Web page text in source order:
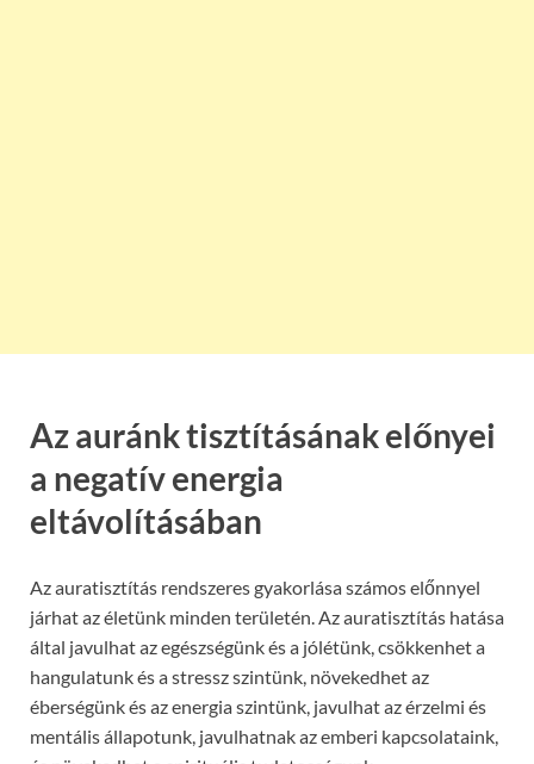
Az auránk tisztításának előnyei
a negatív energia
eltávolításában
Az auratisztítás rendszeres gyakorlása számos előnnyel
járhat az életünk minden területén. Az auratisztítás hatása
által javulhat az egészségünk és a jólétünk, csökkenhet a
hangulatunk és a stressz szintünk, növekedhet az
éberségünk és az energia szintünk, javulhat az érzelmi és
mentális állapotunk, javulhatnak az emberi kapcsolataink,